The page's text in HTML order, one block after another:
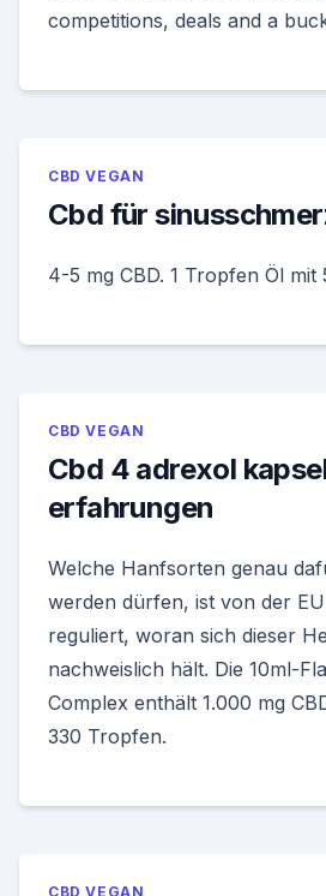
competitions, deals and a
CBD VEGAN
Cbd für
4-5 mg CBD. 1 Tropfen Öl mit
CBD VEGAN
Cbd 4 adrexol
erfahrungen
Welche Hanfsorten genau
werden dürfen, ist von der
reguliert, woran sich dieser
nachweislich hält. Die 10ml-
Complex enthält 1.000 mg
330 Tropfen.
CBD VEGAN